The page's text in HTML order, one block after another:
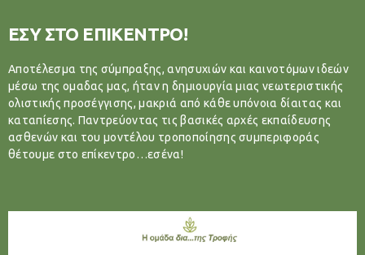
ΕΣΥ ΣΤΟ ΕΠΙΚΕΝΤΡΟ!
Αποτέλεσμα της σύμπραξης, ανησυχιών και καινοτόμων ιδεών
μέσω της ομαδας μας, ήταν η δημιουργία μιας νεωτεριστικής
ολιστικής προσέγγισης, μακριά από κάθε υπόνοια δίαιτας και
καταπίεσης. Παντρεύοντας τις βασικές αρχές εκπαίδευσης
ασθενών και του μοντέλου τροποποίησης συμπεριφοράς
θέτουμε στο επίκεντρο…εσένα!